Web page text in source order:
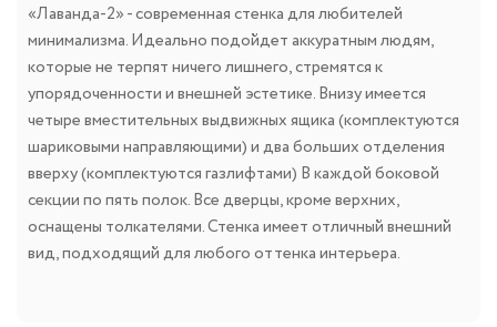
«Лаванда-2» - современная стенка для любителей
минимализма. Идеально подойдет аккуратным людям,
которые не терпят ничего лишнего, стремятся к
упорядоченности и внешней эстетике. Внизу имеется
четыре вместительных выдвижных ящика (комплектуются
шариковыми направляющими) и два больших отделения
вверху (комплектуются газлифтами) В каждой боковой
секции по пять полок. Все дверцы, кроме верхних,
оснащены толкателями. Стенка имеет отличный внешний
вид, подходящий для любого оттенка интерьера.